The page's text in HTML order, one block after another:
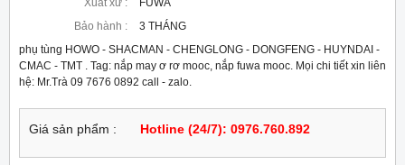
Xuất xứ :
FUWA
Bảo hành :
3 THÁNG
phụ tùng HOWO - SHACMAN - CHENGLONG - DONGFENG - HUYNDAI -
CMAC - TMT . Tag: nắp may ơ rơ mooc, nắp fuwa mooc. Mọi chi tiết xin liên
hệ: Mr.Trà 09 7676 0892 call - zalo.
Giá sản phẩm : Hotline (24/7): 0976.760.892